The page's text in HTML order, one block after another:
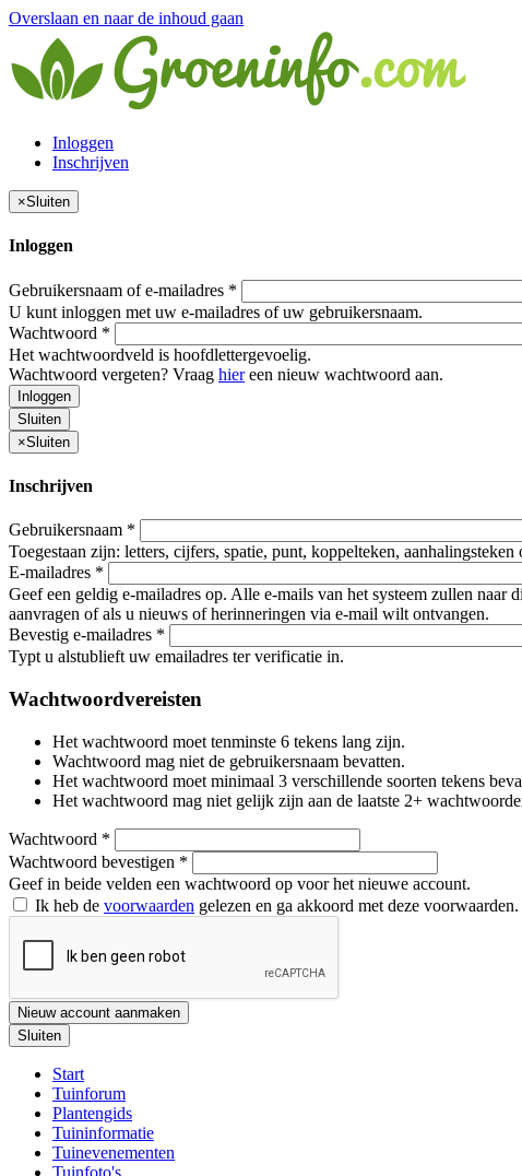
Overslaan en naar de inhoud gaan
Inloggen
Inschrijven
×Sluiten
Inloggen
Gebruikersnaam of e-mailadres *
U kunt inloggen met uw e-mailadres of uw gebruikersnaam.
Wachtwoord *
Het wachtwoordveld is hoofdlettergevoelig.
Wachtwoord vergeten? Vraag hiereen nieuw wachtwoord aan.
Inloggen
Sluiten
×Sluiten
Inschrijven
Gebruikersnaam *
Toegestaan zijn: letters, cijfers, spatie, punt, koppelteken, aanhalingsteken
E-mailadres *
Geef een geldig e-mailadres op. Alle e-mails van het systeem zullen
aanvragen of als u nieuws of herinneringen via e-mail wilt ontvangen.
Bevestig e-mailadres *
Typt u alstublieft uw emailadres ter verificatie in.
Wachtwoordvereisten
Het wachtwoord moet tenminste 6 tekens lang zijn.
Wachtwoord mag niet de gebruikersnaam bevatten.
Het wachtwoord moet minimaal 3 verschillende soorten tekens
Het wachtwoord mag niet gelijk zijn aan de laatste 2+
Wachtwoord *
Wachtwoord bevestigen *
Geef in beide velden een wachtwoord op voor het nieuwe account.
Ik heb de voorwaarden gelezen en ga akkoord met deze voorwaarden.
Nieuw account aanmaken
Sluiten
Start
Tuinforum
Plantengids
Tuininformatie
Tuinevenementen
Tuinfoto's